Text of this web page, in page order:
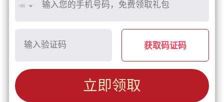
+86
获取码证码
立即领取